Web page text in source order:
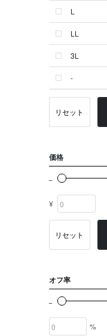
イニシャル
OTHERS
L
LL
3L
-
リセット
価格
¥
リセット
オフ率
%